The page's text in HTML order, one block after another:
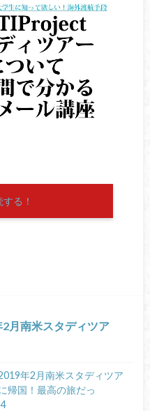
る！
2月南米スタディツア
年2月南米スタディツア
帰国！最高の旅だっ